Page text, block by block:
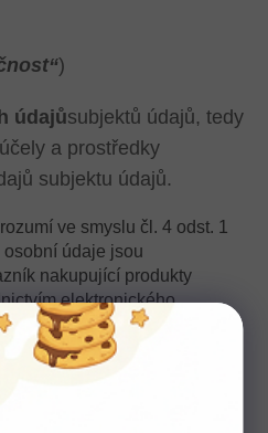
)
údajůsubjektů údajů, tedy
a prostředky
subjektu údajů.
ve smyslu čl. 4 odst. 1
údaje jsou
nakupující produkty
elektronického
poštou (e-
osobně na provozovně
jen: „zákazník